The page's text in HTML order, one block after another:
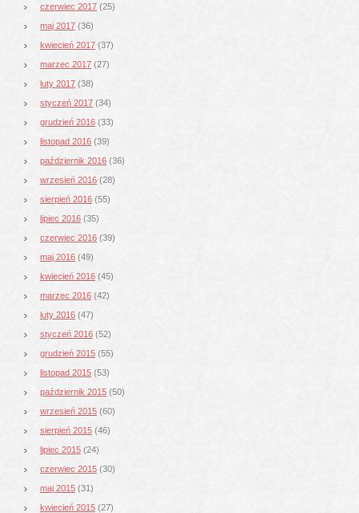
czerwiec 2017 (25)
maj 2017 (36)
kwiecień 2017 (37)
marzec 2017 (27)
luty 2017 (38)
styczeń 2017 (34)
grudzień 2016 (33)
listopad 2016 (39)
październik 2016 (36)
wrzesień 2016 (28)
sierpień 2016 (55)
lipiec 2016 (35)
czerwiec 2016 (39)
maj 2016 (49)
kwiecień 2016 (45)
marzec 2016 (42)
luty 2016 (47)
styczeń 2016 (52)
grudzień 2015 (55)
listopad 2015 (53)
październik 2015 (50)
wrzesień 2015 (60)
sierpień 2015 (46)
lipiec 2015 (24)
czerwiec 2015 (30)
maj 2015 (31)
kwiecień 2015 (27)